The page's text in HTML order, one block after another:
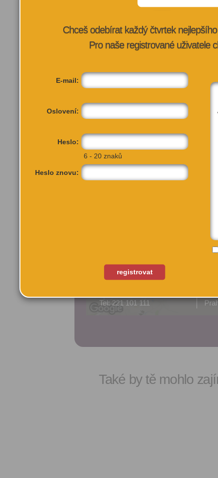
VÍCE
Tel: 221 101 111
Také by tě mohlo
Chceš odebírat každý čtvrtek
Pro naše registrované uživatele
E-mail:
Oslovení:
Heslo:
6 - 20 znaků
Heslo znovu:
registrovat